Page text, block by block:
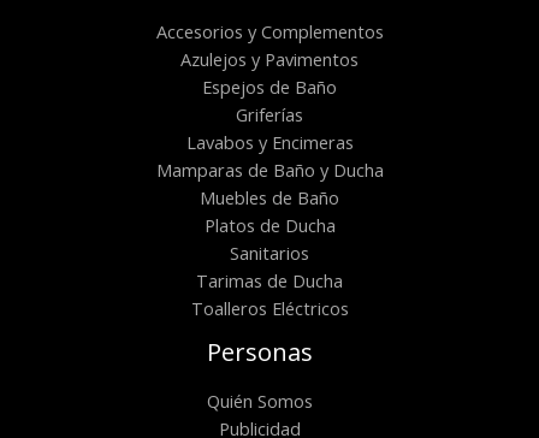
Accesorios y Complementos
Azulejos y Pavimentos
Espejos de Baño
Griferías
Lavabos y Encimeras
Mamparas de Baño y Ducha
Muebles de Baño
Platos de Ducha
Sanitarios
Tarimas de Ducha
Toalleros Eléctricos
Personas
Quién Somos
Publicidad